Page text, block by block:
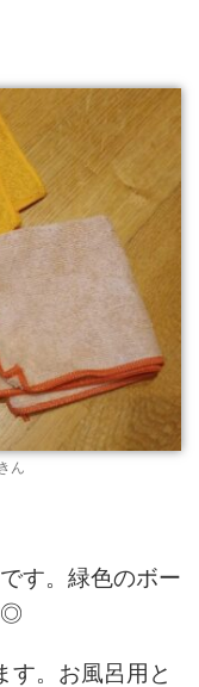
ん
す。緑色のボー
◎
す。お風呂用と